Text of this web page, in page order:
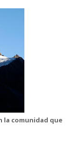
la comunidad que